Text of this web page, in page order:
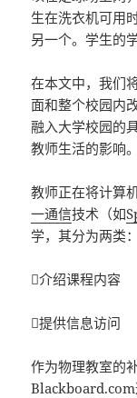
生在洗衣机可用
另一个。学生的
在本文中，我们
面和整个校园内
融入大学校园的
教师生活的影响。
教师正在将计算
一通信技术（如
学，其分为两类：
介绍课程内容
提供信息访问
作为物理教室的
Blackboard.com